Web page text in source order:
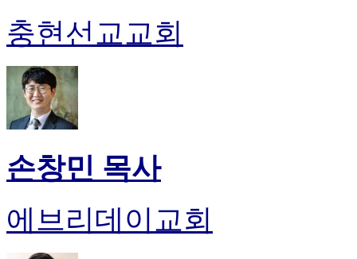
충현선교교회
손창민 목사
에브리데이교회